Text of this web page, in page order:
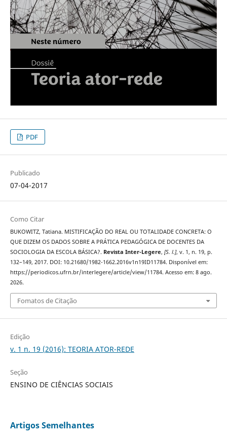
PDF
Publicado
07-04-2017
Como Citar
BUKOWITZ, Tatiana. MISTIFICAÇÃO DO REAL OU TOTALIDADE CONCRETA: O
QUE DIZEM OS DADOS SOBRE A PRÁTICA PEDAGÓGICA DE DOCENTES DA
SOCIOLOGIA DA ESCOLA BÁSICA?. Revista Inter-Legere, [S. l.], v. 1, n. 19, p.
132–149, 2017. DOI: 10.21680/1982-1662.2016v1n19ID11784. Disponível em:
https://periodicos.ufrn.br/interlegere/article/view/11784. Acesso em: 8 ago.
2026.
Fomatos de Citação
Edição
v. 1 n. 19 (2016): TEORIA ATOR-REDE
Seção
ENSINO DE CIÊNCIAS SOCIAIS
Artigos Semelhantes